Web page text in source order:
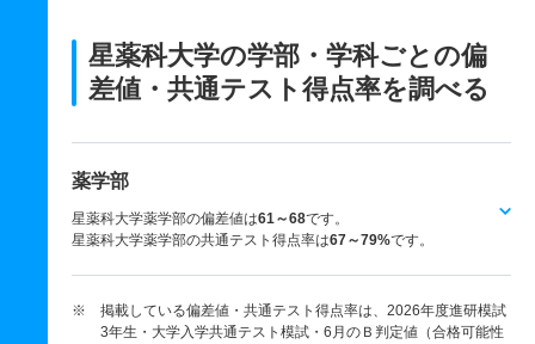
星薬科大学の学部・学科ごとの偏
差値・共通テスト得点率を調べる
薬学部
星薬科大学薬学部の偏差値は61～68です。
星薬科大学薬学部の共通テスト得点率は67～79%です。
※ 掲載している偏差値・共通テスト得点率は、2026年度進研模試
3年生・大学入学共通テスト模試・6月のＢ判定値（合格可能性